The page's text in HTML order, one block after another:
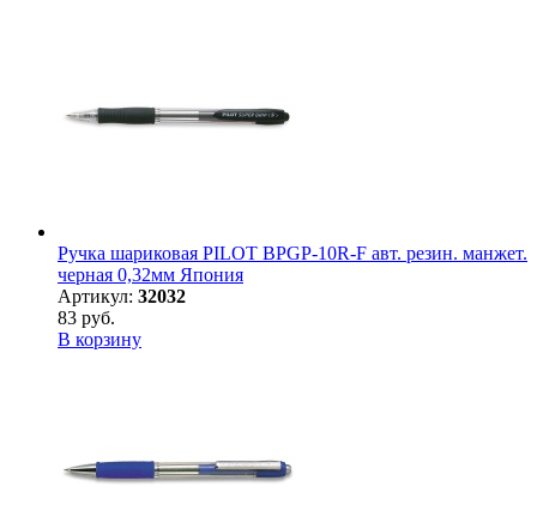
Ручка шариковая PILOT BPGP-10R-F авт. резин. манжет.
черная 0,32мм Япония
Артикул: 32032
83 руб.
В корзину